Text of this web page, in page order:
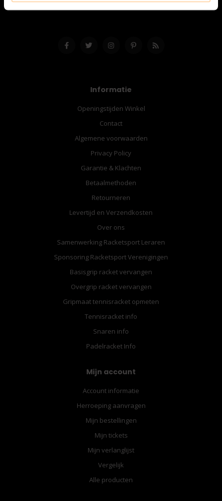
info@bespanracket.nl
Informatie
Openingstijden Winkel
Contact
Algemene voorwaarden
Privacy Policy
Garantie & Klachten
Betaalmethoden
Retourneren
Levertijd en Verzendkosten
Over ons
Samenwerking Racketsport Leraren
Sponsoring Racketsport Verenigingen
Basisgrip racket vervangen
Overgrip racket vervangen
Gripmaat tennisracket opmeten
Tennisracket info
Snaren info
Padelracket Info
Mijn account
Account informatie
Herroeping aanvragen
Mijn bestellingen
Mijn tickets
Mijn verlanglijst
Vergelijk
Alle producten